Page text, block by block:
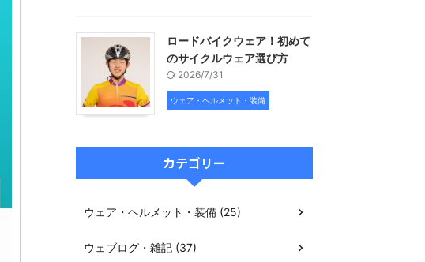
ロードバイクウェア！初めて
のサイクルウェア選び方
2026/7/31
ウェア・ヘルメット・装備
カテゴリー
ウェア・ヘルメット・装備 (25)
ウェブログ・雑記 (37)